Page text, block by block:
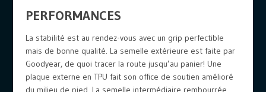
PERFORMANCES
La stabilité est au rendez-vous avec un grip perfectible
mais de bonne qualité. La semelle extérieure est faite par
Goodyear, de quoi tracer la route jusqu’au panier! Une
plaque externe en TPU fait son office de soutien amélioré
du milieu de pied. La semelle intermédiaire rembourrée